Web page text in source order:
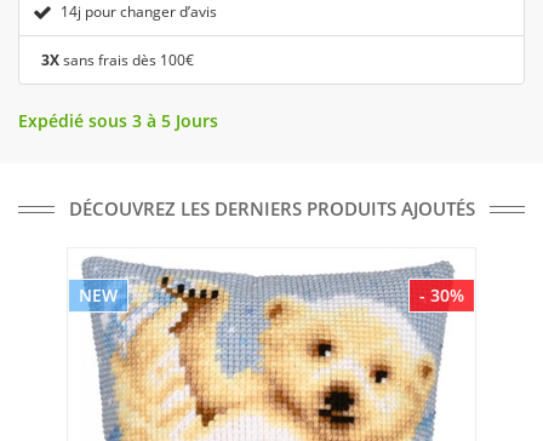
14j pour changer d’avis
3Xsans frais dès 100€
Expédié sous 3 à 5 Jours
DÉCOUVREZ LES DERNIERS PRODUITS AJOUTÉS
- 30%
NEW